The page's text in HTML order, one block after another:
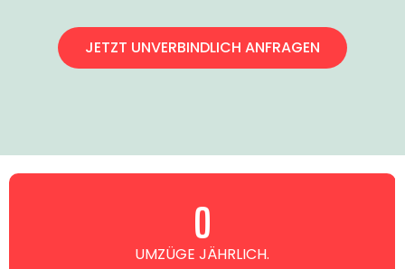
JETZT UNVERBINDLICH ANFRAGEN
UMZÜGE JÄHRLICH.
0